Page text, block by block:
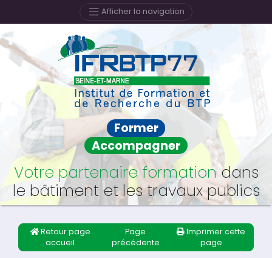
Afficher la navigation
Former
Accompagner
Votre partenaire formationdans
le bâtiment et les travaux publics
Retour page
accueil
Page
précédente
Imprimer cette
page